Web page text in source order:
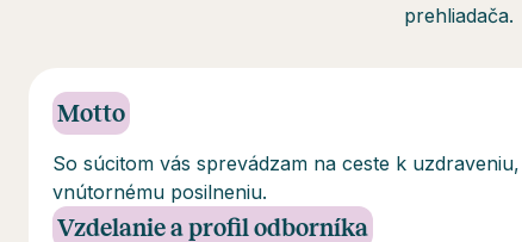
prehliadača.
Motto
So súcitom vás sprevádzam na ceste k
vnútornému posilneniu.
Vzdelanie a profil odborníka